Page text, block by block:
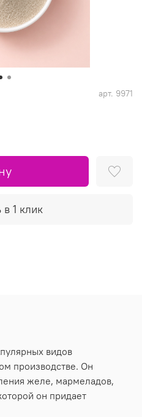
арт. 9971
в 1 клик
видов
производстве. Он
желе, мармеладов,
он придает